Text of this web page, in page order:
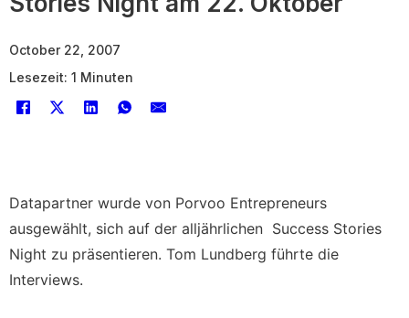
October 22, 2007
Lesezeit: 1 Minuten
Datapartner wurde von Porvoo Entrepreneurs
ausgewählt, sich auf der alljährlichen Success Stories
Night zu präsentieren. Tom Lundberg führte die
Interviews.